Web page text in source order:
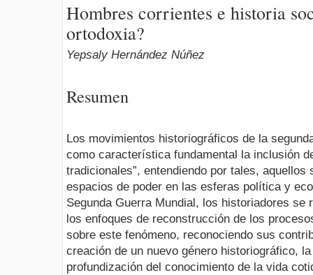
Hombres corrientes e historia
ortodoxia?
Yepsaly Hernández Núñez
Resumen
Los movimientos historiográficos de la
como característica fundamental la inclusión
tradicionales”, entendiendo por tales, aquellos
espacios de poder en las esferas política y
Segunda Guerra Mundial, los historiadores se
los enfoques de reconstrucción de los
sobre este fenómeno, reconociendo sus
creación de un nuevo género historiográfico,
profundización del conocimiento de la vida